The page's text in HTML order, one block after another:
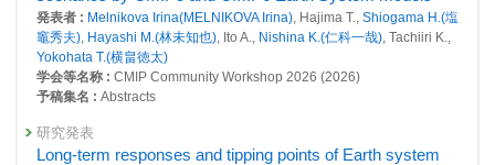
続可能な開発
26070 : 地域気象データと先端学術による戦略的社会共創拠点
26126 : 降水量の将来変化予測の不確実性低減に関する研究
応研究への連携研究
分野横断気候変動影響モデル相互比較プロジェクトISIMIP
の現状
発表者 :Hanasaki N.(花崎直太),Okada M.(岡田将誌), Ito A.(伊藤昭彦),
Satoh Y.(佐藤雄亮), Park C. Y.(Park C. Y.),
Takahashi K.(高橋潔)
掲載誌 :水文・水資源学会誌, 38(4):290-300 (2025)
発表者 : Melnikova Irina(MELNIKOVA Irina), Hajima T., Shiogama H.(塩
竈秀夫), Hayashi M.(林未知也), Ito A., Nishina K.(仁科一哉), Tachiiri K.,
Yokohata T.(横畠徳太)
学会等名称 : CMIP Community Workshop 2026 (2026)
予稿集名 : Abstracts
研究発表
Long-term responses and tipping points of Earth system